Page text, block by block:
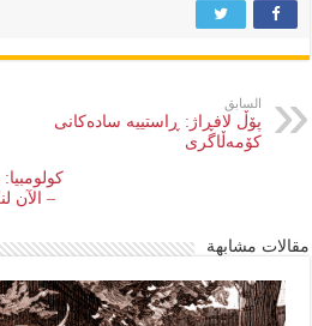
السابق
پۆڵ لافڕاژ: ڕاستییە سادەکانی
کۆمەڵاگری
– الآن
مقالات مشابهة